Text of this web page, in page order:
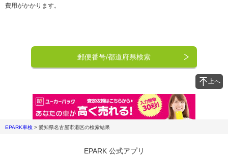
費用がかかります。
郵便番号/都道府県検索
上へ
EPARK車検 > 愛知県名古屋市港区の検索結果